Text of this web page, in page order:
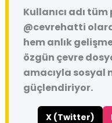
Kullanıcı adı
@cevrehatti
hem anlık
özgün çevre
amacıyla sosyal
güçlendiriyor.
X (Twitter)